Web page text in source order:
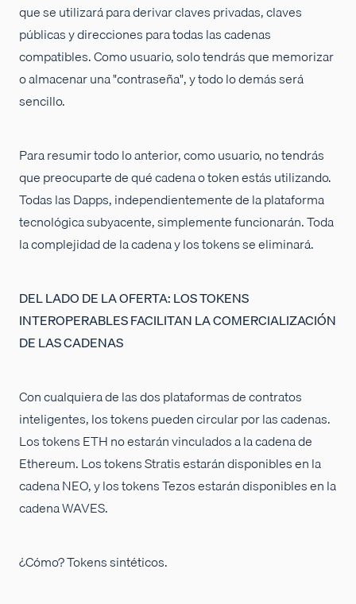
que se utilizará para derivar claves privadas, claves
públicas y direcciones para todas las cadenas
compatibles. Como usuario, solo tendrás que memorizar
o almacenar una "contraseña", y todo lo demás será
sencillo.
Para resumir todo lo anterior, como usuario, no tendrás
que preocuparte de qué cadena o token estás utilizando.
Todas las Dapps, independientemente de la plataforma
tecnológica subyacente, simplemente funcionarán. Toda
la complejidad de la cadena y los tokens se eliminará.
DEL LADO DE LA OFERTA: LOS TOKENS
INTEROPERABLES FACILITAN LA COMERCIALIZACIÓN
DE LAS CADENAS
Con cualquiera de las dos plataformas de contratos
inteligentes, los tokens pueden circular por las cadenas.
Los tokens ETH no estarán vinculados a la cadena de
Ethereum. Los tokens Stratis estarán disponibles en la
cadena NEO, y los tokens Tezos estarán disponibles en la
cadena WAVES.
¿Cómo? Tokens sintéticos.